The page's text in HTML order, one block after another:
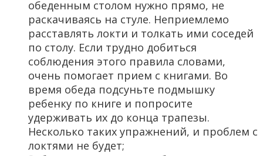
обеденным столом нужно прямо, не
раскачиваясь на стуле. Неприемлемо
расставлять локти и толкать ими соседей
по столу. Если трудно добиться
соблюдения этого правила словами,
очень помогает прием с книгами. Во
время обеда подсуньте подмышку
ребенку по книге и попросите
удерживать их до конца трапезы.
Несколько таких упражнений, и проблем с
локтями не будет;